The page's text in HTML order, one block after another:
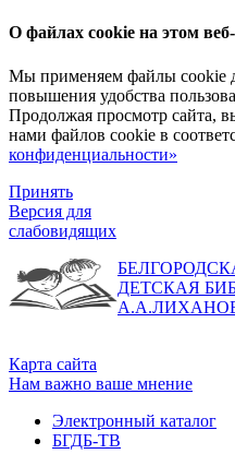
О файлах cookie на этом
Мы применяем файлы cookie
повышения удобства
Продолжая просмотр сайта,
нами файлов cookie в
конфиденциальности»
Принять
Версия для
слабовидящих
ДЕТСКАЯ
Карта сайта
Нам важно ваше мнение
Электронный каталог
БГДБ-ТВ